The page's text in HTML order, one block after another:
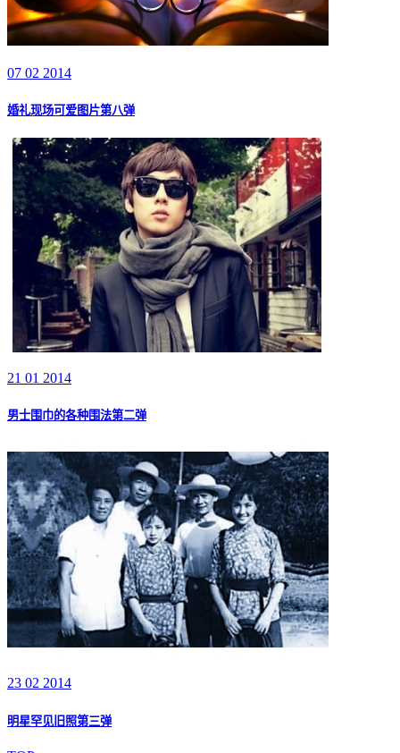
07 02 2014
婚礼现场可爱图片第八弹
21 01 2014
男士围巾的各种围法第二弹
23 02 2014
明星罕见旧照第三弹